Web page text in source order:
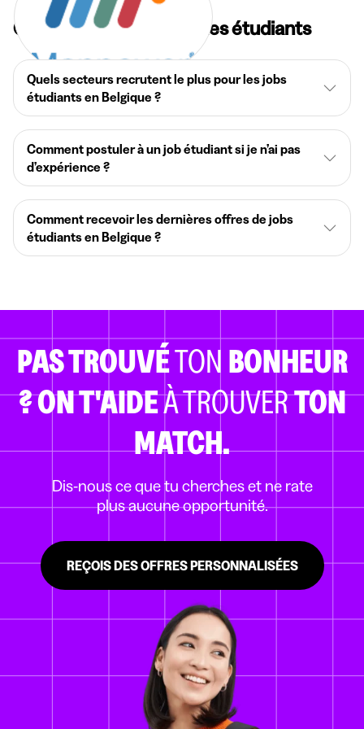
Questions fréquentes des étudiants
Quels secteurs recrutent le plus pour les jobs
étudiants en Belgique ?
Comment postuler à un job étudiant si je n’ai pas
d’expérience ?
Comment recevoir les dernières offres de jobs
étudiants en Belgique ?
PAS TROUVÉTON BONHEUR
?ON T'AIDEÀ TROUVERTON
MATCH.
Dis-nous ce que tu cherches et ne rate
plus aucune opportunité.
REÇOIS DES OFFRES PERSONNALISÉES